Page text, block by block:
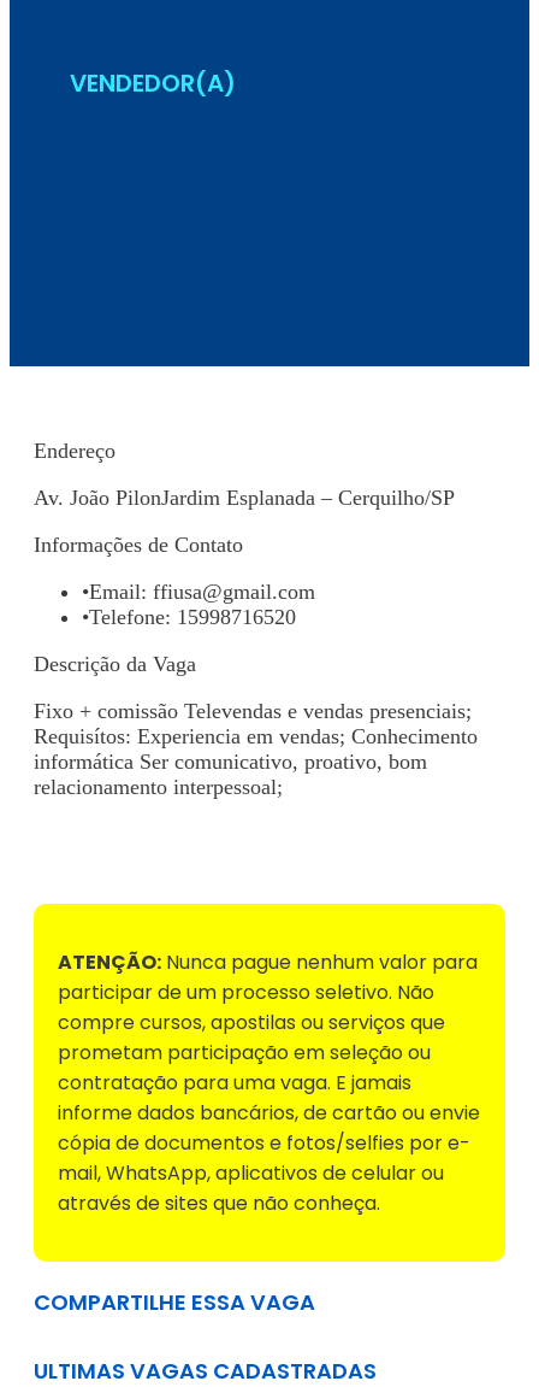
VENDEDOR(A)
Endereço
Av. João PilonJardim Esplanada – Cerquilho/SP
Informações de Contato
•Email: ffiusa@gmail.com
•Telefone: 15998716520
Descrição da Vaga
Fixo + comissão Televendas e vendas presenciais;
Requisítos: Experiencia em vendas; Conhecimento
informática Ser comunicativo, proativo, bom
relacionamento interpessoal;
ATENÇÃO: Nunca pague nenhum valor para
participar de um processo seletivo. Não
compre cursos, apostilas ou serviços que
prometam participação em seleção ou
contratação para uma vaga. E jamais
informe dados bancários, de cartão ou envie
cópia de documentos e fotos/selfies por e-
mail, WhatsApp, aplicativos de celular ou
através de sites que não conheça.
COMPARTILHE ESSA VAGA
ULTIMAS VAGAS CADASTRADAS